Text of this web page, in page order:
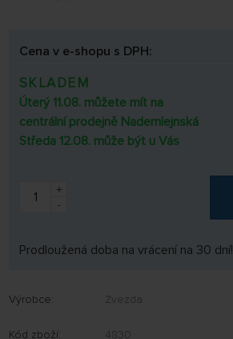
Cena v e-shopu s DPH:
SKLADEM
Úterý 11.08. můžete mít na
centrální prodejně Nademlejnská
Středa 12.08. může být u Vás
+
-
Prodloužená doba na vrácení na 30 dní!
Výrobce: Zvezda
Kód zboží: 4830